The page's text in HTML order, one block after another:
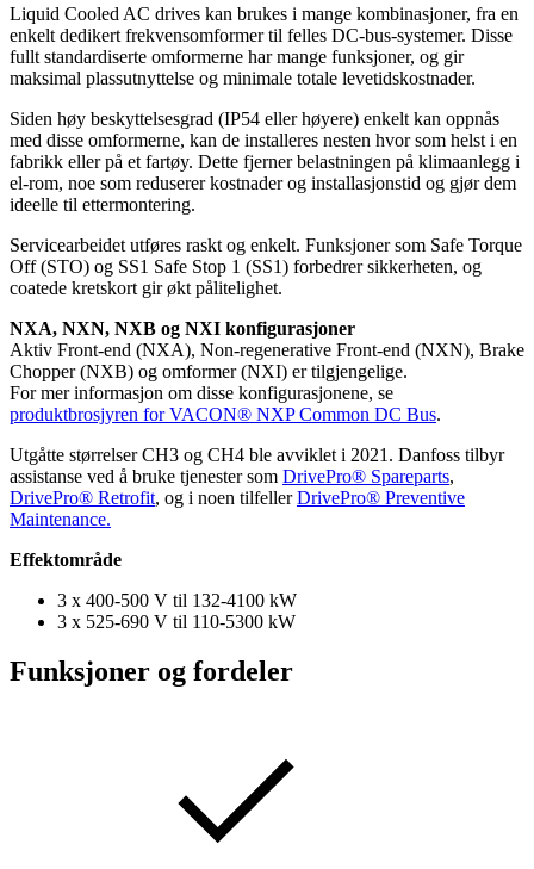
Liquid Cooled AC drives kan brukes i mange kombinasjoner, fra en
enkelt dedikert frekvensomformer til felles DC-bus-systemer. Disse
fullt standardiserte omformerne har mange funksjoner, og gir
maksimal plassutnyttelse og minimale totale levetidskostnader.
Siden høy beskyttelsesgrad (IP54 eller høyere) enkelt kan oppnås
med disse omformerne, kan de installeres nesten hvor som helst i en
fabrikk eller på et fartøy. Dette fjerner belastningen på klimaanlegg i
el-rom, noe som reduserer kostnader og installasjonstid og gjør dem
ideelle til ettermontering.
Servicearbeidet utføres raskt og enkelt. Funksjoner som Safe Torque
Off (STO) og SS1 Safe Stop 1 (SS1) forbedrer sikkerheten, og
coatede kretskort gir økt pålitelighet.
NXA, NXN, NXB og NXI konfigurasjoner
Aktiv Front-end (NXA), Non-regenerative Front-end (NXN), Brake
Chopper (NXB) og omformer (NXI) er tilgjengelige.
For mer informasjon om disse konfigurasjonene, se
produktbrosjyren for VACON® NXP Common DC Bus.
Utgåtte størrelser CH3 og CH4 ble avviklet i 2021. Danfoss tilbyr
assistanse ved å bruke tjenester som DrivePro® Spareparts,
DrivePro® Retrofit, og i noen tilfellerDrivePro® Preventive
Maintenance.
Effektområde
3 x 400-500 V til 132-4100 kW
3 x 525-690 V til 110-5300 kW
Funksjoner og fordeler